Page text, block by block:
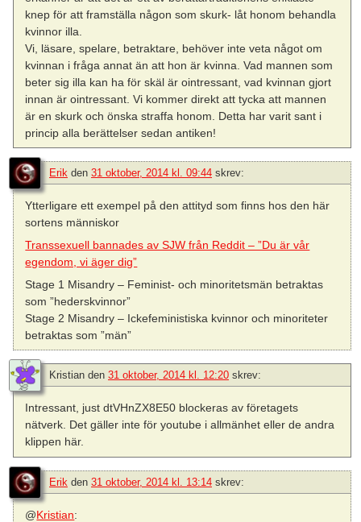
knep för att framställa någon som skurk- låt honom behandla
kvinnor illa.
Vi, läsare, spelare, betraktare, behöver inte veta något om
kvinnan i fråga annat än att hon är kvinna. Vad mannen som
beter sig illa kan ha för skäl är ointressant, vad kvinnan gjort
innan är ointressant. Vi kommer direkt att tycka att mannen
är en skurk och önska straffa honom. Detta har varit sant i
princip alla berättelser sedan antiken!
Erik den 31 oktober, 2014 kl. 09:44 skrev:
Ytterligare ett exempel på den attityd som finns hos den här
sortens människor
Transsexuell bannades av SJW från Reddit – ”Du är vår
egendom, vi äger dig”
Stage 1 Misandry – Feminist- och minoritetsmän betraktas
som ”hederskvinnor”
Stage 2 Misandry – Ickefeministiska kvinnor och minoriteter
betraktas som ”män”
Kristian den 31 oktober, 2014 kl. 12:20 skrev:
Intressant, just dtVHnZX8E50 blockeras av företagets
nätverk. Det gäller inte för youtube i allmänhet eller de andra
klippen här.
Erik den 31 oktober, 2014 kl. 13:14 skrev:
@Kristian: